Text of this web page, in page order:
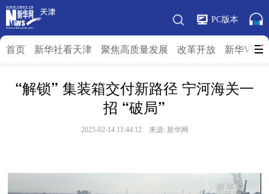
PC版本
首页 新华社看天津 聚焦高质量发展 改革开放 新华V访
“解锁” 集装箱交付新路径 宁河海关一
招 “破局”
2025-02-14 11:44:12 来源: 新华网